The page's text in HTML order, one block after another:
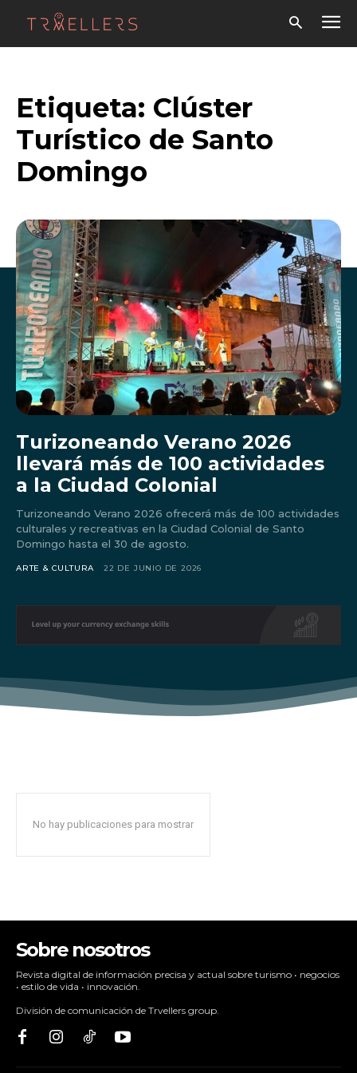
out!
Sing up for our newsletter
Etiqueta: Clúster
Turístico de Santo
Domingo
Turizoneando Verano 2026
llevará más de 100 actividades
a la Ciudad Colonial
Turizoneando Verano 2026 ofrecerá más de 100 actividades
culturales y recreativas en la Ciudad Colonial de Santo
Domingo hasta el 30 de agosto.
ARTE & CULTURA 22 DE JUNIO DE 2026
No hay publicaciones para mostrar
Sobre nosotros
Revista digital de información precisa y actual sobre turismo • negocios
• estilo de vida • innovación.
División de comunicación de Trvellers group.